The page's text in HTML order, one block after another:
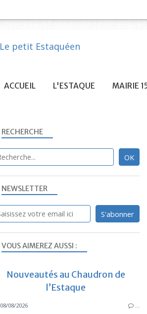
ACCUEIL L'ESTAQUE MAIRIE
NEWSLETTER
RECHERCHE
VOUS AIMEREZ AUSSI :
Nouveautés au Chaudron de
l’Estaque
08/08/2026